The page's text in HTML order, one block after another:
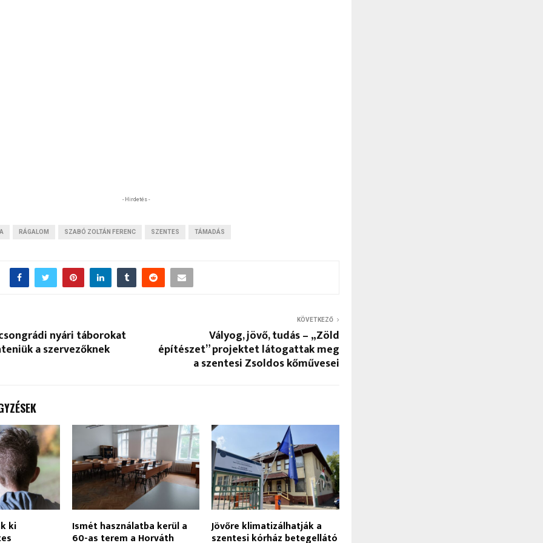
- Hirdetés -
RÁGALOM SZABÓ ZOLTÁN FERENC SZENTES TÁMADÁS
nyári táborokat
a szervezőknek
KÖVETKEZŐ
Vályog, jövő, tudás – „Zöld
építészet” projektet látogattak meg
a szentesi Zsoldos kőművesei
ki Ismét használatba kerül a
60-as terem a Horváth
Jövőre klimatizálhatják a
szentesi kórház betegellátó